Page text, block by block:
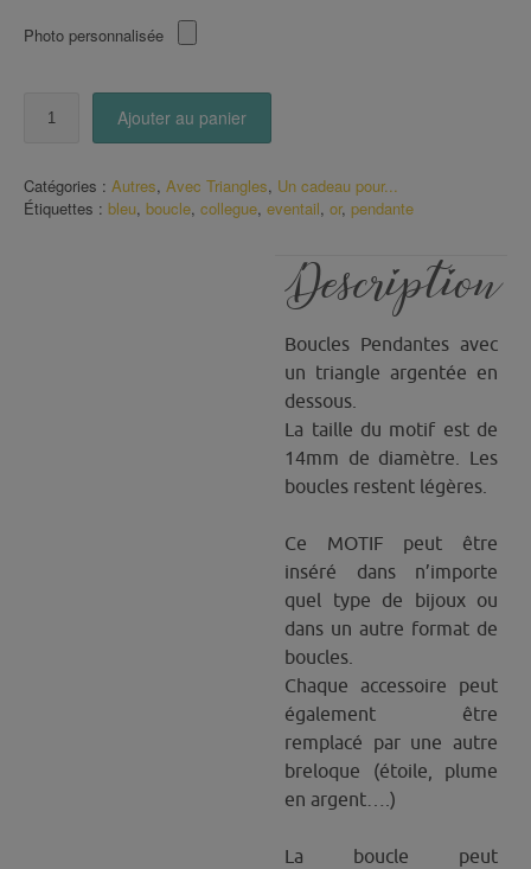
Photo personnalisée
Une
Collègue
Ajouter au panier
Catégories : Autres, Avec Triangles, Un cadeau pour...
Étiquettes : bleu, boucle, collegue, eventail, or, pendante
Description
Boucles Pendantes avec
un triangle argentée en
dessous.
La taille du motif est de
14mm de diamètre. Les
boucles restent légères.
Ce MOTIF peut être
inséré dans n’importe
quel type de bijoux ou
dans un autre format de
boucles.
Chaque accessoire peut
également être
remplacé par une autre
breloque (étoile, plume
en argent….)
La boucle peut